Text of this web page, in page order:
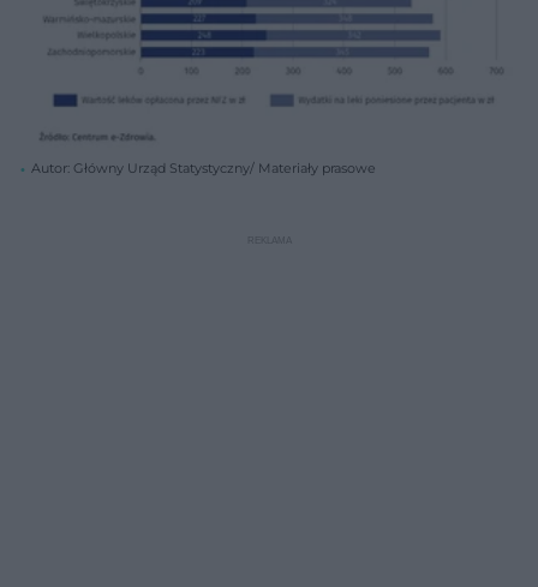
Autor: Główny Urząd Statystyczny/ Materiały prasowe